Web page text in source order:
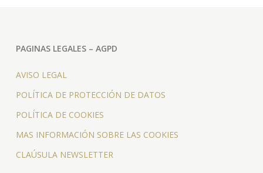
PAGINAS LEGALES – AGPD
AVISO LEGAL
POLÍTICA DE PROTECCIÓN DE DATOS
POLÍTICA DE COOKIES
MAS INFORMACIÓN SOBRE LAS COOKIES
CLAÚSULA NEWSLETTER